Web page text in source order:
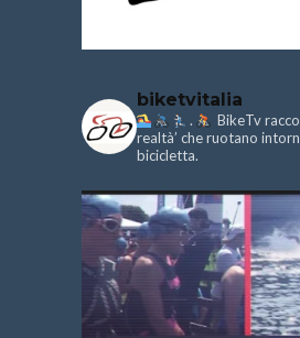
biketvitalia
.
BikeTv
realtà’ che ruotano
bicicletta.